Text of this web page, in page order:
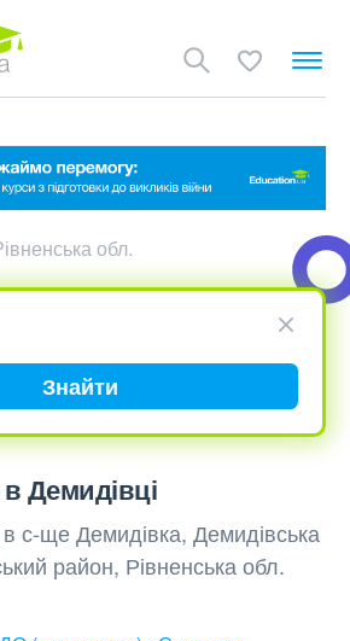
обл.
Знайти
Демидівці
с-ще Демидівка, Демидівська
район, Рівненська обл.